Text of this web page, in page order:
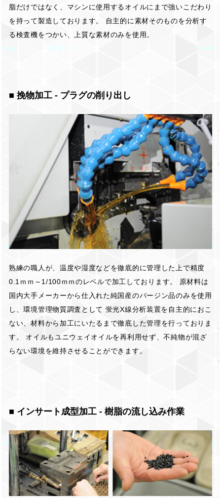
脂だけではなく、マシンに使用するオイルにまで強いこだわり
を持って製造しております。 自主的に素材そのものを分析す
る検査機をつかい、上質な素材のみを使用。
■ 挽物加工 - プラグの削り出し
熟練の職人が、温度や湿度などを徹底的に管理した上で精度
0.1ｍｍ～1/100ｍｍのレベルで加工しております。 原材料は
国内大手メーカーから仕入れた純国産のバージン品のみを使用
し、環境管理物質調査として 蛍光X線分析装置を自主的におこ
ない、材料から加工にいたるまで徹底した管理を行っておりま
す。 オイルもユニウェイオイルを再利用せず、不純物が混ざ
らない環境を維持させることができます。
■ インサート成型加工 - 樹脂の流し込み作業